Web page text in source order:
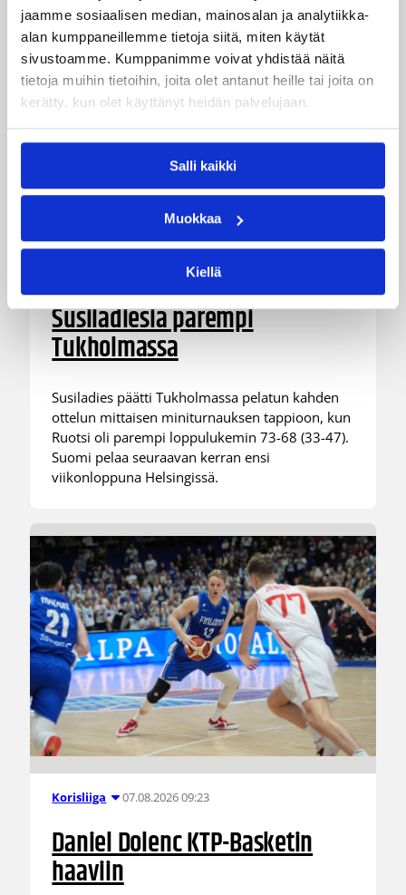
jaamme sosiaalisen median, mainosalan ja analytiikka-
alan kumppaneillemme tietoja siitä, miten käytät
sivustoamme. Kumppanimme voivat yhdistää näitä
tietoja muihin tietoihin, joita olet antanut heille tai joita on
kerätty, kun olet käyttänyt heidän palvelujaan.
Salli kaikki
Muokkaa
Kiellä
Maaottelu 07.08.2026 21:42
Ruotsi piirun verran
Susiladiesia parempi
Tukholmassa
Susiladies päätti Tukholmassa pelatun kahden
ottelun mittaisen miniturnauksen tappioon, kun
Ruotsi oli parempi loppulukemin 73-68 (33-47).
Suomi pelaa seuraavan kerran ensi
viikonloppuna Helsingissä.
Korisliiga 07.08.2026 09:23
Daniel Dolenc KTP-Basketin
haaviin